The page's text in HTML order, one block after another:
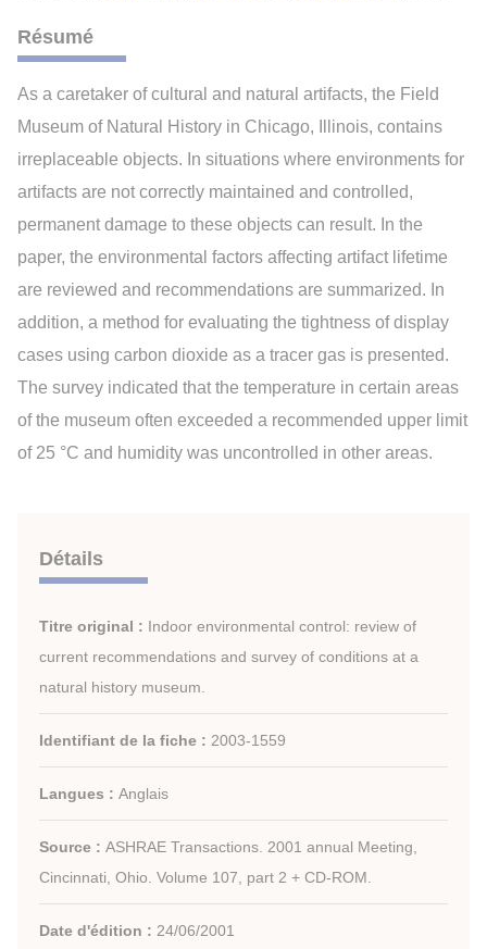
Résumé
As a caretaker of cultural and natural artifacts, the Field
Museum of Natural History in Chicago, Illinois, contains
irreplaceable objects. In situations where environments for
artifacts are not correctly maintained and controlled,
permanent damage to these objects can result. In the
paper, the environmental factors affecting artifact lifetime
are reviewed and recommendations are summarized. In
addition, a method for evaluating the tightness of display
cases using carbon dioxide as a tracer gas is presented.
The survey indicated that the temperature in certain areas
of the museum often exceeded a recommended upper limit
of 25 °C and humidity was uncontrolled in other areas.
Détails
Titre original : Indoor environmental control: review of
current recommendations and survey of conditions at a
natural history museum.
Identifiant de la fiche : 2003-1559
Langues : Anglais
Source : ASHRAE Transactions. 2001 annual Meeting,
Cincinnati, Ohio. Volume 107, part 2 + CD-ROM.
Date d'édition : 24/06/2001